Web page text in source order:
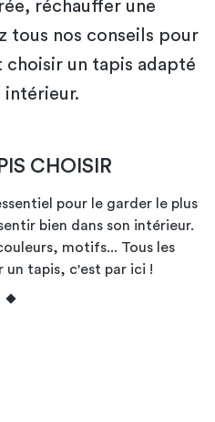
réchauffer une
tous nos conseils pour
choisir un tapis adapté
intérieur.
CHOISIR
pour le garder le plus
bien dans son intérieur.
motifs... Tous les
un tapis, c'est par ici !